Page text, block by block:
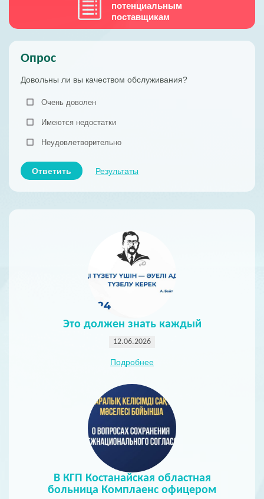
потенциальным
поставщикам
Опрос
Довольны ли вы качеством обслуживания?
Очень доволен
Имеются недостатки
Неудовлетворительно
Ответить Результаты
Это должен знать каждый
12.06.2026
Подробнее
В КГП Костанайская областная
больница Комплаенс офицером